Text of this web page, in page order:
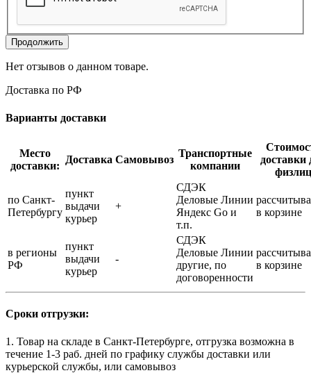
Продолжить
Нет отзывов о данном товаре.
Доставка по РФ
Варианты доставки
Место
доставки:
Доставка Самовывоз
Транспортные
компании
доставки
физлиц
по Санкт-
Петербургу
пункт
выдачи
курьер
+
СДЭК
Деловые Линии
Яндекс Go и
т.п.
в корзине
в регионы
РФ
пункт
выдачи
курьер
-
СДЭК
Деловые Линии
другие, по
договоренности
в корзине
Сроки отгрузки:
1. Товар на складе в Санкт-Петербурге, отгрузка возможна в
течение 1-3 раб. дней по графику службы доставки или
курьерской службы, или самовывоз